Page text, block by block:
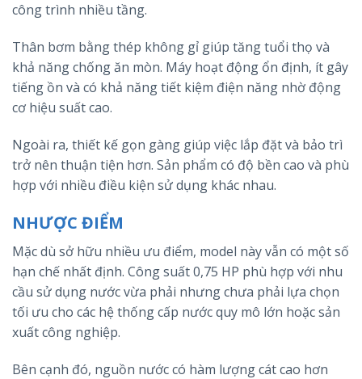
công trình nhiều tầng.
Thân bơm bằng thép không gỉ giúp tăng tuổi thọ và
khả năng chống ăn mòn. Máy hoạt động ổn định, ít gây
tiếng ồn và có khả năng tiết kiệm điện năng nhờ động
cơ hiệu suất cao.
Ngoài ra, thiết kế gọn gàng giúp việc lắp đặt và bảo trì
trở nên thuận tiện hơn. Sản phẩm có độ bền cao và phù
hợp với nhiều điều kiện sử dụng khác nhau.
NHƯỢC ĐIỂM
Mặc dù sở hữu nhiều ưu điểm, model này vẫn có một số
hạn chế nhất định. Công suất 0,75 HP phù hợp với nhu
cầu sử dụng nước vừa phải nhưng chưa phải lựa chọn
tối ưu cho các hệ thống cấp nước quy mô lớn hoặc sản
xuất công nghiệp.
Bên cạnh đó, nguồn nước có hàm lượng cát cao hơn